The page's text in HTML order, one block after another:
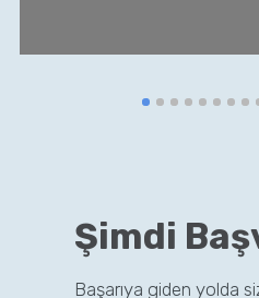
Şimdi
Başarıya giden yolda